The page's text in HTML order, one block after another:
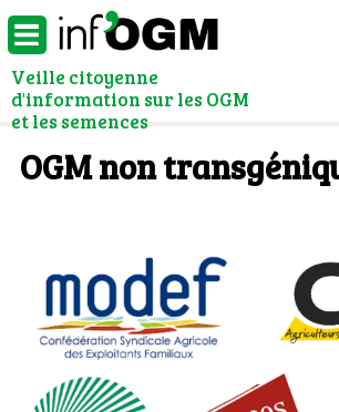
Veille citoyenne
d'information sur les OGM
et les semences
OGM non